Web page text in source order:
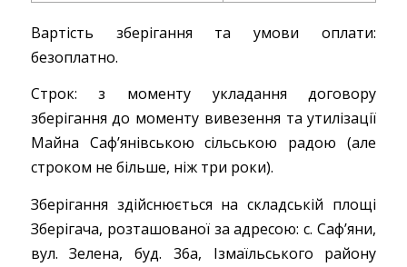
Вартість зберігання та умови оплати:
безоплатно.
Строк: з моменту укладання договору
зберігання до моменту вивезення та утилізації
Майна Саф’янівською сільською радою (але
строком не більше, ніж три роки).
Зберігання здійснюється на складській площі
Зберігача, розташованої за адресою: с. Саф’яни,
вул. Зелена, буд. 36а, Ізмаїльського району